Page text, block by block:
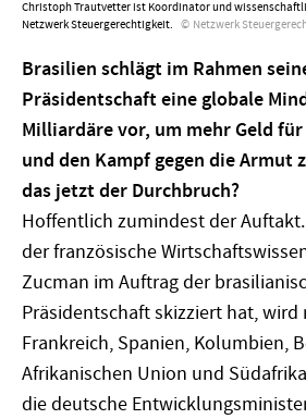
Christoph Trautvetter ist Koordinator und
Netzwerk Steuergerechtigkeit.
Netzwerk
Brasilien schlägt im Rahmen
Präsidentschaft eine globale
Milliardäre vor, um mehr Geld
und den Kampf gegen die Armut
das jetzt der Durchbruch?
Hoffentlich zumindest der
der französische
Zucman im Auftrag der
Präsidentschaft skizziert hat,
Frankreich, Spanien, Kolumbien,
Afrikanischen Union und
die deutsche